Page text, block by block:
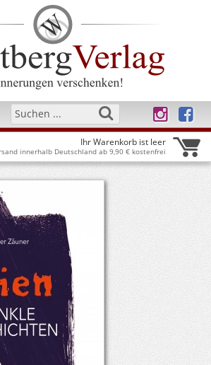
Ihr Warenkorb ist leer
innerhalb Deutschland ab 9,90 € kostenfrei